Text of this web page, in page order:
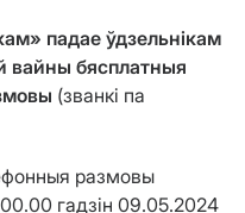
падае ўдзельнікам
вайны бясплатныя
(званкі па
размовы
гадзін 09.05.2024